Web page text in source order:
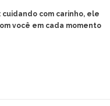
com carinho, ele
você em cada momento